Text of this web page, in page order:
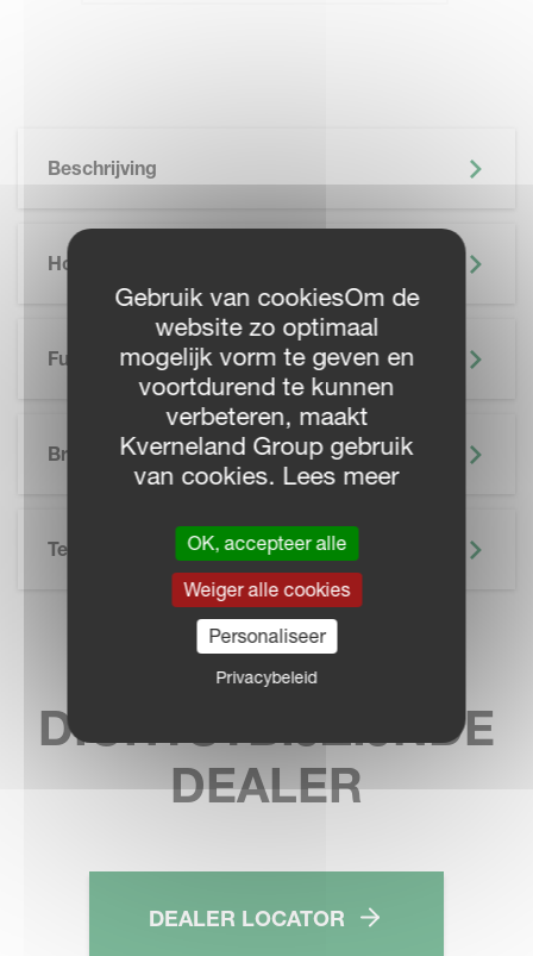
Beschrijving
Hoogtepunten
Functionaliteiten
Brochure
SKIP BROCHURE
Technische Specificatie
VIND UW
DICHTSTBIJZIJNDE
DEALER
DEALER LOCATOR
Gebruik van cookiesOm de
website zo optimaal
mogelijk vorm te geven en
voortdurend te kunnen
verbeteren, maakt
Kverneland Group gebruik
van cookies. Lees meer
OK, accepteer alle
Weiger alle cookies
Personaliseer
Privacybeleid